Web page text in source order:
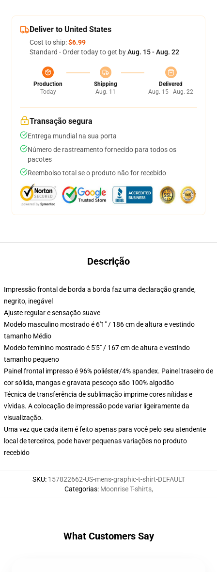
Deliver to United States
Cost to ship:$6.99
Standard - Order today to get byAug. 15 - Aug. 22
Production
Today
Shipping
Aug. 11
Delivered
Aug. 15 - Aug. 22
Transação segura
Entrega mundial na sua porta
Número de rastreamento fornecido para todos os
pacotes
Reembolso total se o produto não for recebido
Descrição
Impressão frontal de borda a borda faz uma declaração grande,
negrito, inegável
Ajuste regular e sensação suave
Modelo masculino mostrado é 6'1" / 186 cm de altura e vestindo
tamanho Médio
Modelo feminino mostrado é 5'5" / 167 cm de altura e vestindo
tamanho pequeno
Painel frontal impresso é 96% poliéster/4% spandex. Painel traseiro de
cor sólida, mangas e gravata pescoço são 100% algodão
Técnica de transferência de sublimação imprime cores nítidas e
vívidas. A colocação de impressão pode variar ligeiramente da
visualização.
Uma vez que cada item é feito apenas para você pelo seu atendente
local de terceiros, pode haver pequenas variações no produto
recebido
SKU: 157822662-US-mens-graphic-t-shirt-DEFAULT
Categorias: Moonrise T-shirts,
What Customers Say